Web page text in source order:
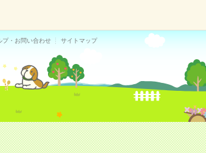
プ・お問い合わせ サイトマップ